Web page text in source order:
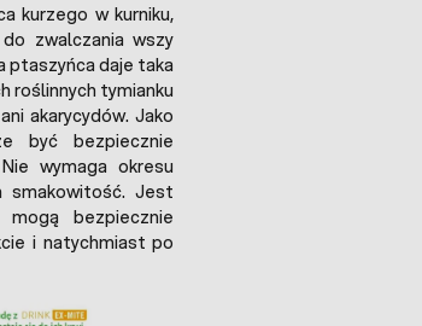
kurzego w kurniku,
zwalczania wszy
ptaszyńca daje taka
roślinnych tymianku
akarycydów. Jako
być bezpiecznie
wymaga okresu
smakowitość. Jest
bezpiecznie
i natychmiast po